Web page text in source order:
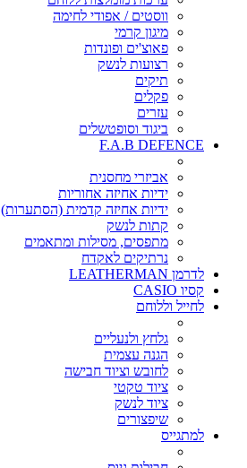
ווסטים / אפודי לחימה
מיגון קרמי
פאוצ'ים ופונדות
רצועות לנשק
תיקים
פקלים
עזרים
ביגוד וסופטשלים
F.A.B DEFENCE
אביזרי מחסנית
ידיות אחיזה אחוריות
ידיות אחיזה קדמית (הסתערות)
קתות לנשק
מתפסים, מסילות ומתאמים
נרתיקים לאקדח
לדרמן LEATHERMAN
קסיו CASIO
לחייל וללוחם
גלחץ ולנעליים
הגנה עצמית
לחובש וציוד חבישה
ציוד טקטי
ציוד לנשק
שיפצורים
למתגייס